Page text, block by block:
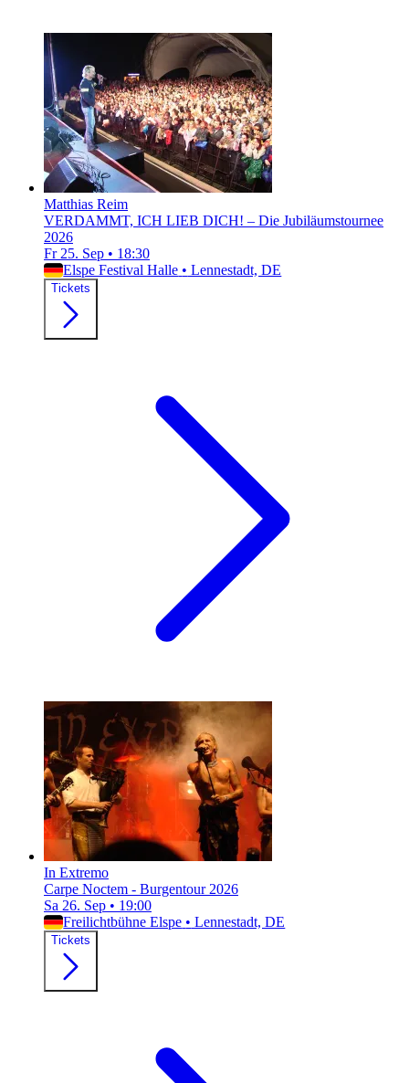
Matthias Reim
VERDAMMT, ICH LIEB DICH! – Die Jubiläumstournee
2026
Fr 25. Sep • 18:30
Elspe Festival Halle • Lennestadt, DE
Tickets
In Extremo
Carpe Noctem - Burgentour 2026
Sa 26. Sep • 19:00
Freilichtbühne Elspe • Lennestadt, DE
Tickets